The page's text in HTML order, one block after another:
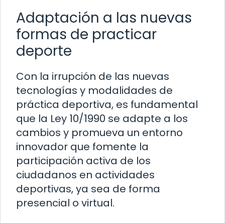
Adaptación a las nuevas
formas de practicar
deporte
Con la irrupción de las nuevas
tecnologías y modalidades de
práctica deportiva, es fundamental
que la Ley 10/1990 se adapte a los
cambios y promueva un entorno
innovador que fomente la
participación activa de los
ciudadanos en actividades
deportivas, ya sea de forma
presencial o virtual.